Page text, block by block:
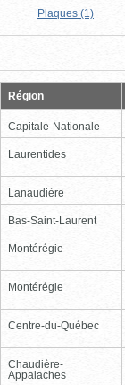
Plaques (1)
Région
Capitale-Nationale
Laurentides
Lanaudière
Bas-Saint-Laurent
Montérégie
Montérégie
Centre-du-Québec
Chaudière-
Appalaches